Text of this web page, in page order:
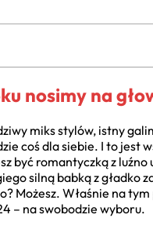
nosimy na
miks stylów, istny
coś dla siebie. I to jest
być romantyczką z luźno
silną babką z gładko
Możesz. Właśnie na
– na swobodzie wyboru.